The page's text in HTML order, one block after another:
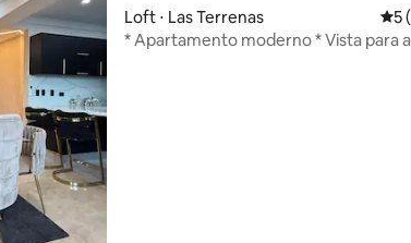
Loft ⋅ Las Terrenas 55
* Apartamento moderno * Vista para